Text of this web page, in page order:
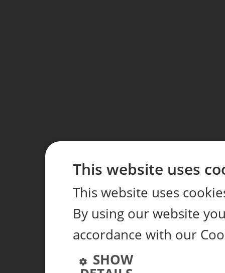
This website uses
This website uses
By using our website
accordance with our
SHOW